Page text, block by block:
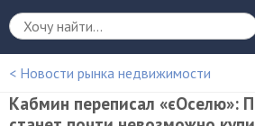
< Новости рынка недвижимости
Кабмин переписал «єОселю»: